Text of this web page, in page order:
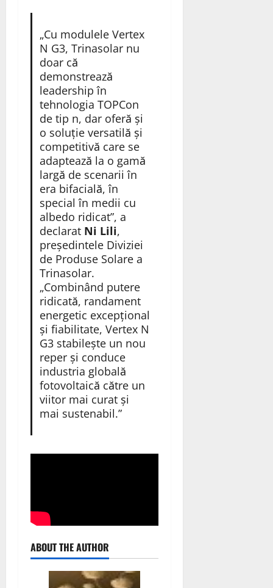
„Cu modulele Vertex
N G3, Trinasolar nu
doar că
demonstrează
leadership în
tehnologia TOPCon
de tip n, dar oferă și
o soluție versatilă și
competitivă care se
adaptează la o gamă
largă de scenarii în
era bifacială, în
special în medii cu
albedo ridicat”, a
declarat Ni Lili,
președintele Diviziei
de Produse Solare a
Trinasolar.
„Combinând putere
ridicată, randament
energetic excepțional
și fiabilitate, Vertex N
G3 stabilește un nou
reper și conduce
industria globală
fotovoltaică către un
viitor mai curat și
mai sustenabil.”
ABOUT THE AUTHOR